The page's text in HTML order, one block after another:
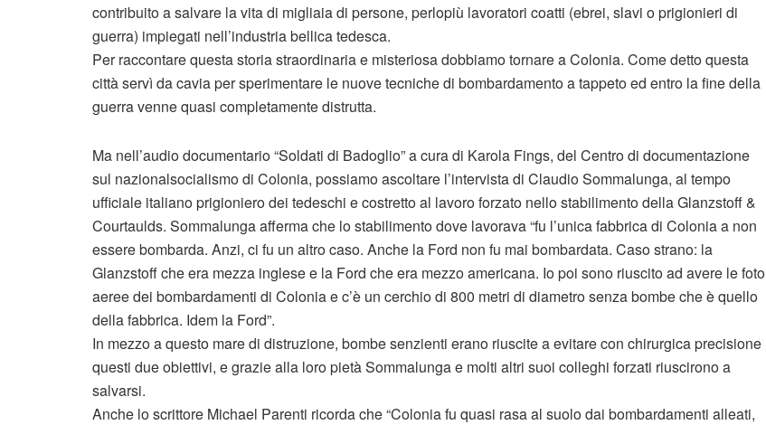
contribuito a salvare la vita di migliaia di persone, perlopiù lavoratori coatti (ebrei, slavi o prigionieri di
guerra) impiegati nell’industria bellica tedesca.
Per raccontare questa storia straordinaria e misteriosa dobbiamo tornare a Colonia. Come detto questa
città servì da cavia per sperimentare le nuove tecniche di bombardamento a tappeto ed entro la fine della
guerra venne quasi completamente distrutta.
Ma nell’audio documentario “Soldati di Badoglio” a cura di Karola Fings, del Centro di documentazione
sul nazionalsocialismo di Colonia, possiamo ascoltare l’intervista di Claudio Sommalunga, al tempo
ufficiale italiano prigioniero dei tedeschi e costretto al lavoro forzato nello stabilimento della Glanzstoff &
Courtaulds. Sommalunga afferma che lo stabilimento dove lavorava “fu l’unica fabbrica di Colonia a non
essere bombarda. Anzi, ci fu un altro caso. Anche la Ford non fu mai bombardata. Caso strano: la
Glanzstoff che era mezza inglese e la Ford che era mezzo americana. Io poi sono riuscito ad avere le foto
aeree dei bombardamenti di Colonia e c’è un cerchio di 800 metri di diametro senza bombe che è quello
della fabbrica. Idem la Ford”.
In mezzo a questo mare di distruzione, bombe senzienti erano riuscite a evitare con chirurgica precisione
questi due obiettivi, e grazie alla loro pietà Sommalunga e molti altri suoi colleghi forzati riuscirono a
salvarsi.
Anche lo scrittore Michael Parenti ricorda che “Colonia fu quasi rasa al suolo dai bombardamenti alleati,